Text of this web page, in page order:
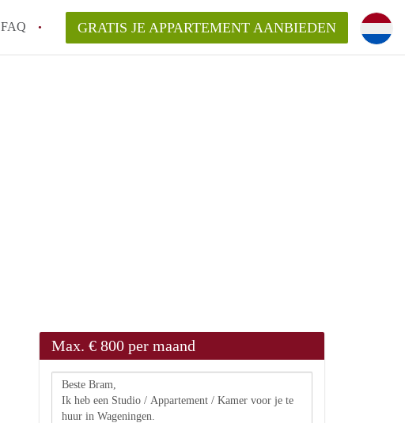
FAQ
voor het aangeboden
Wageningen?
GRATIS JE APPARTEMENT AANBIEDEN
Max. € 800 per maand